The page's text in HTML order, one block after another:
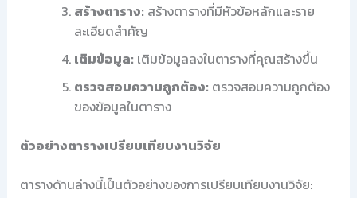
สร้างตาราง: สร้างตารางที่มีหัวข้อหลักและราย
ละเอียดสำคัญ
เติมข้อมูล: เติมข้อมูลลงในตารางที่คุณสร้างขึ้น
ตรวจสอบความถูกต้อง: ตรวจสอบความถูกต้อง
ของข้อมูลในตาราง
ตัวอย่างตารางเปรียบเทียบงานวิจัย
ตารางด้านล่างนี้เป็นตัวอย่างของการเปรียบเทียบงานวิจัย: